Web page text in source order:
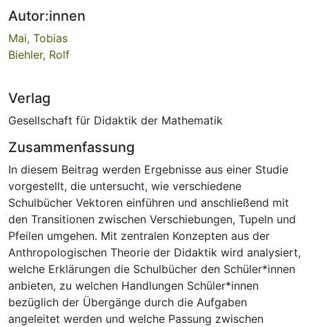
Autor:innen
Mai, Tobias
Biehler, Rolf
Verlag
Gesellschaft für Didaktik der Mathematik
Zusammenfassung
In diesem Beitrag werden Ergebnisse aus einer Studie
vorgestellt, die untersucht, wie verschiedene
Schulbücher Vektoren einführen und anschließend mit
den Transitionen zwischen Verschiebungen, Tupeln und
Pfeilen umgehen. Mit zentralen Konzepten aus der
Anthropologischen Theorie der Didaktik wird analysiert,
welche Erklärungen die Schulbücher den Schüler*innen
anbieten, zu welchen Handlungen Schüler*innen
bezüglich der Übergänge durch die Aufgaben
angeleitet werden und welche Passung zwischen